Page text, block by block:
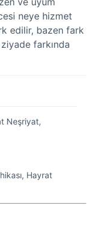
neye hizmet
edilir, bazen fark
farkında
Neşriyat,
Hayrat